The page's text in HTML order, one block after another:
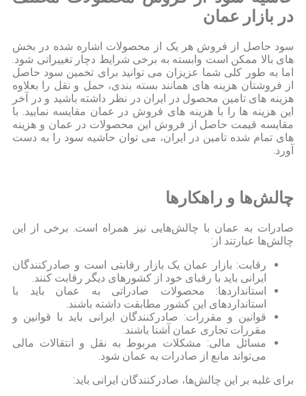
در بازار عمان
سود حاصل از فروش هر یک از محصولات اشاره شده در بخش
های بالا ممکن است وابسته به برخی شرایط دچار تغییراتی شود.
اما به طور کلی شما عزیزان می توانید برای تخمین سود حاصل
از فروشتان هزینه های همانند بسته بندی، حمل و نقل را بعلاوه
هزینه های تامین محصول در ایران در نظر داشته باشید و در آخر
این هزینه ها را با هزینه های فروش در عمان مقایسه نمایید. با
مقایسه قیمت حاصل از فروش این محصولات در عمان و هزینه
های تمام شده تامین در ایران، می توان حاشیه سود را به دست
آورد.
چالش‌ها و راهکارها
صادرات به عمان با چالش‌هایی نیز همراه است. برخی از این
چالش‌ها عبارتند از:
رقابت: بازار عمان یک بازار رقابتی است و صادرکنندگان
ایرانی باید با رقبای خود از کشورهای دیگر رقابت کنند.
استانداردها: محصولات صادراتی به عمان باید با
استانداردهای این کشور مطابقت داشته باشند.
قوانین و مقررات: صادرکنندگان ایرانی باید با قوانین و
مقررات تجاری عمان آشنا باشند.
مسائل مالی: مشکلات مربوط به نقل و انتقالات مالی
می‌تواند مانع از صادرات به عمان شود.
برای غلبه بر این چالش‌ها، صادرکنندگان ایرانی باید: